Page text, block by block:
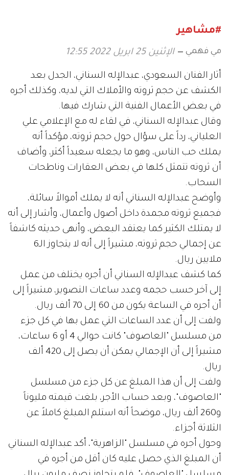
#مشاهير
مي فهمي الإثنين 25 ابريل 2022 12:55
أثار الفنان السعودي، عبدالإله السناني، الجدل بعد
الكشف عن حجم ثروته والأملاك التي لديه، وكذلك أجره
في بعض الأعمال الفنية التي شارك فيها.
وقال عبدالإله السناني، في لقاء له مع الإعلامي علي
العلياني، رداً على سؤال حول حجم ثروته، مؤكداً أنه
يملك حب الناس، وهو ما يجعله سعيداً أكثر، وأضاف
أن ثروته تتمثل كلها في بعض العقارات وناطحات
السحاب.
وأوضح عبدالإله السناني أنه لا يملك أموالاً سائلة،
فجميع ثروته مجمدة داخل أصول وأعمال، وأشار إلى أنه
لا يمتلك الكثير كما يعتقد البعض، وأنهى حديثه كاشفاً
عن إجمالي حجم ثروته، مشيراً إلى أنه لا يتجاوز الـ6
ملايين ريال.
كما كشف عبدالإله السناني أن أجره يختلف من عمل
إلى آخر حسب حجمه وعدد ساعات التصوير، مشيراً إلى
أن أجره في الساعة يكون من 60 إلى 70 ألف ريال.
ولفت إلى أن عدد الساعات التي عمل بها في كل جزء
من مسلسل "العاصوف" كانت حوالي 4 أو 6 ساعات،
مشيراً إلى أن الإجمالي يمكن أن يصل إلى 420 ألف
ريال.
ولفت إلى أن هذا المبلغ عن كل جزء من مسلسل
"العاصوف"، وبعد حساب الأجر، بلغت قيمته مليوناً
و260 ألف ريال، موضحاً أنه استلم المبلغ كاملاً عن
الثلاثة أجزاء.
وحول أجره في مسلسل "الزاهرية"، أكد عبدالإله السناني
أن المبلغ الذي حصل عليه كان أقل من أجره في